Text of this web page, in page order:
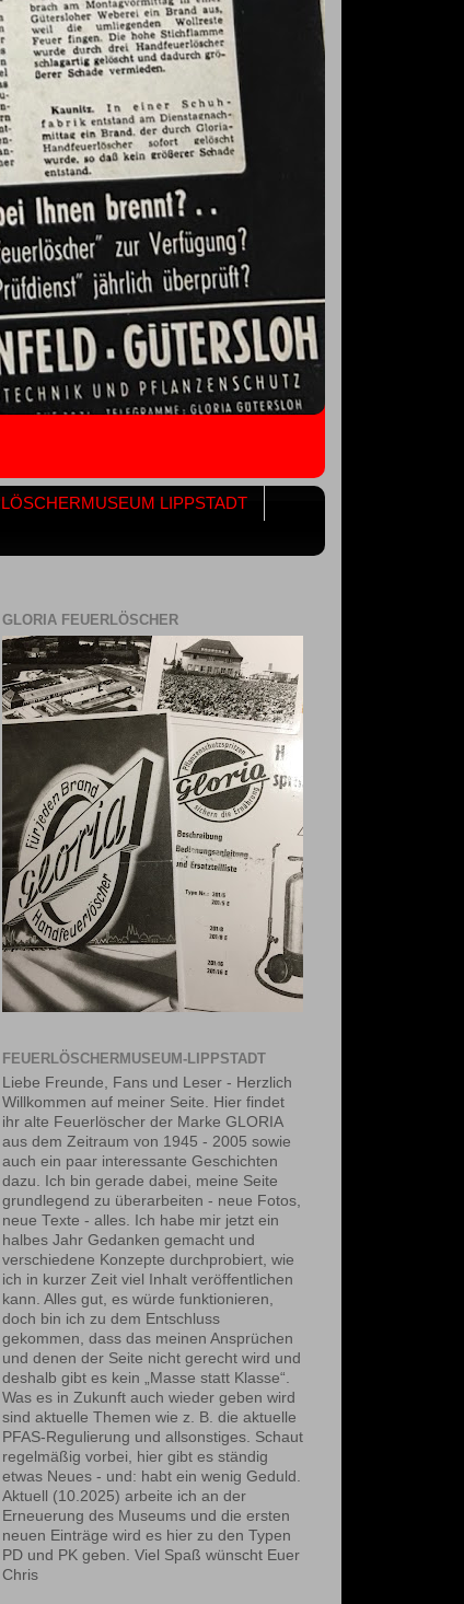
LIPPSTADT
GLORIA FEUERLÖSCHER
FEUERLÖSCHERMUSEUM-LIPPSTADT
Liebe Freunde, Fans und Leser - Herzlich
Willkommen auf meiner Seite. Hier findet
ihr alte Feuerlöscher der Marke GLORIA
aus dem Zeitraum von 1945 - 2005 sowie
auch ein paar interessante Geschichten
dazu. Ich bin gerade dabei, meine Seite
grundlegend zu überarbeiten - neue Fotos,
neue Texte - alles. Ich habe mir jetzt ein
halbes Jahr Gedanken gemacht und
verschiedene Konzepte durchprobiert, wie
ich in kurzer Zeit viel Inhalt veröffentlichen
kann. Alles gut, es würde funktionieren,
doch bin ich zu dem Entschluss
gekommen, dass das meinen Ansprüchen
und denen der Seite nicht gerecht wird und
deshalb gibt es kein „Masse statt Klasse“.
Was es in Zukunft auch wieder geben wird
sind aktuelle Themen wie z. B. die aktuelle
PFAS-Regulierung und allsonstiges. Schaut
regelmäßig vorbei, hier gibt es ständig
etwas Neues - und: habt ein wenig Geduld.
Aktuell (10.2025) arbeite ich an der
Erneuerung des Museums und die ersten
neuen Einträge wird es hier zu den Typen
PD und PK geben. Viel Spaß wünscht Euer
Chris